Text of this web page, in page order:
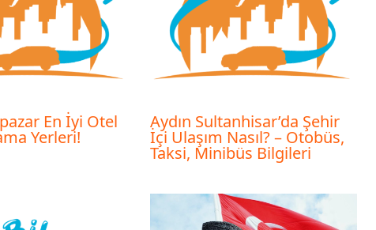
En İyi Otel
Yerleri!
Aydın Sultanhisar’da Şehir
İçi Ulaşım Nasıl? – Otobüs,
Taksi, Minibüs Bilgileri